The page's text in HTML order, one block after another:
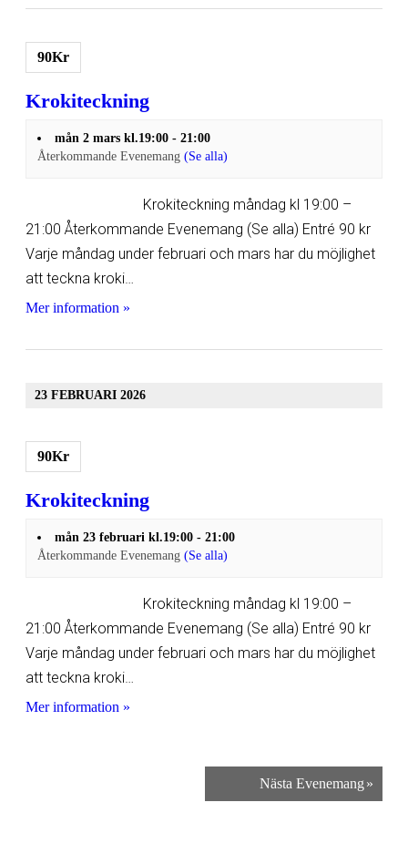
90Kr
Krokiteckning
mån 2 mars kl.19:00 - 21:00
Återkommande Evenemang (Se alla)
Krokiteckning måndag kl 19:00 –
21:00 Återkommande Evenemang (Se alla) Entré 90 kr
Varje måndag under februari och mars har du möjlighet
att teckna kroki…
Mer information »
23 FEBRUARI 2026
90Kr
Krokiteckning
mån 23 februari kl.19:00 - 21:00
Återkommande Evenemang (Se alla)
Krokiteckning måndag kl 19:00 –
21:00 Återkommande Evenemang (Se alla) Entré 90 kr
Varje måndag under februari och mars har du möjlighet
att teckna kroki…
Mer information »
Nästa Evenemang »